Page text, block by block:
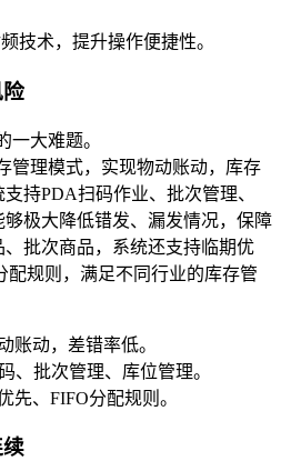
技术，提升操作便捷性。
一大难题。
管理模式，实现物动账动，库存
持PDA扫码作业、批次管理、
极大降低错发、漏发情况，保障
批次商品，系统还支持临期优
配规则，满足不同行业的库存管
账动，差错率低。
、批次管理、库位管理。
先、FIFO分配规则。